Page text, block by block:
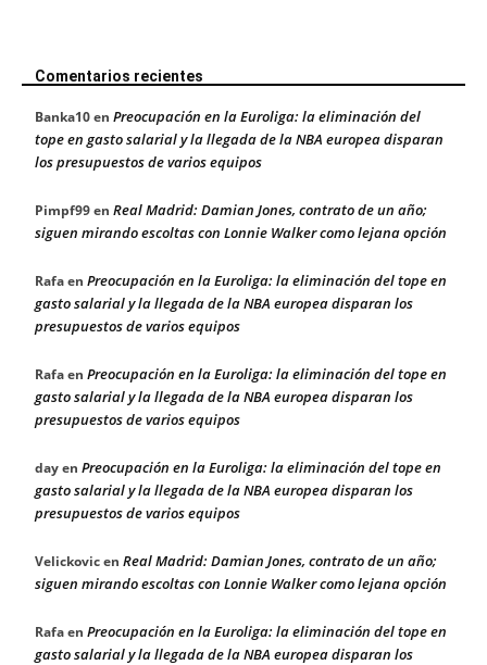
Comentarios recientes
Banka10en Preocupación en la Euroliga: la eliminación del
tope en gasto salarial y la llegada de la NBA europea disparan
los presupuestos de varios equipos
Pimpf99en Real Madrid: Damian Jones, contrato de un año;
siguen mirando escoltas con Lonnie Walker como lejana opción
Rafaen Preocupación en la Euroliga: la eliminación del tope en
gasto salarial y la llegada de la NBA europea disparan los
presupuestos de varios equipos
Rafaen Preocupación en la Euroliga: la eliminación del tope en
gasto salarial y la llegada de la NBA europea disparan los
presupuestos de varios equipos
dayen Preocupación en la Euroliga: la eliminación del tope en
gasto salarial y la llegada de la NBA europea disparan los
presupuestos de varios equipos
Velickovicen Real Madrid: Damian Jones, contrato de un año;
siguen mirando escoltas con Lonnie Walker como lejana opción
Rafaen Preocupación en la Euroliga: la eliminación del tope en
gasto salarial y la llegada de la NBA europea disparan los